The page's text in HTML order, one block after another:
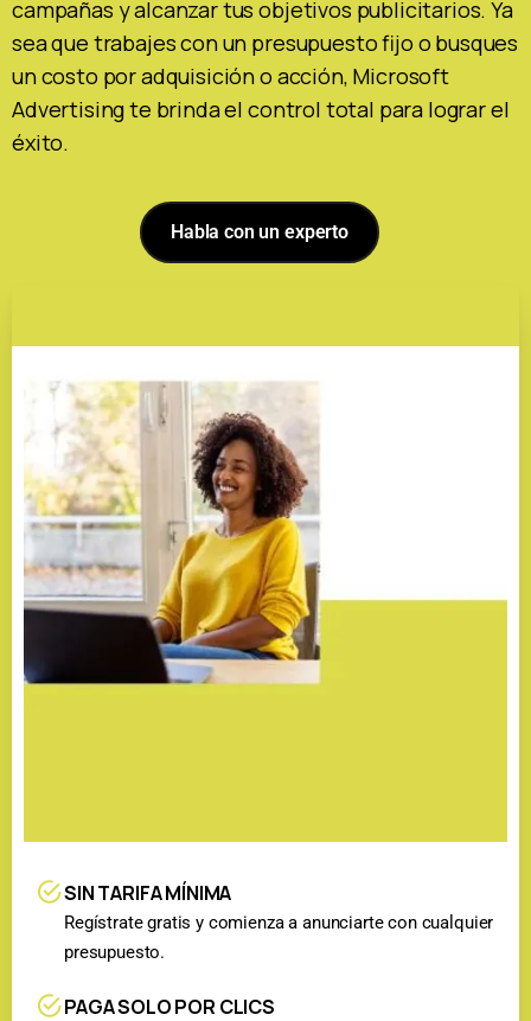
campañas y alcanzar tus objetivos publicitarios. Ya
sea que trabajes con un presupuesto fijo o busques
un costo por adquisición o acción, Microsoft
Advertising te brinda el control total para lograr el
éxito.
Habla con un experto
SIN TARIFA MÍNIMA
Regístrate gratis y comienza a anunciarte con cualquier
presupuesto.
PAGA SOLO POR CLICS